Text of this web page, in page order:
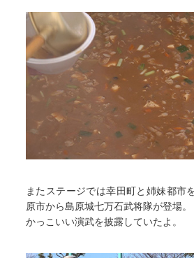
またステージでは幸田町と姉妹都市
原市から島原城七万石武将隊が登場。
かっこいい演武を披露していたよ。